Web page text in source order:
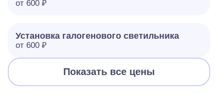
от 600 ₽
Установка галогенового светильника
от 600 ₽
Показать все цены